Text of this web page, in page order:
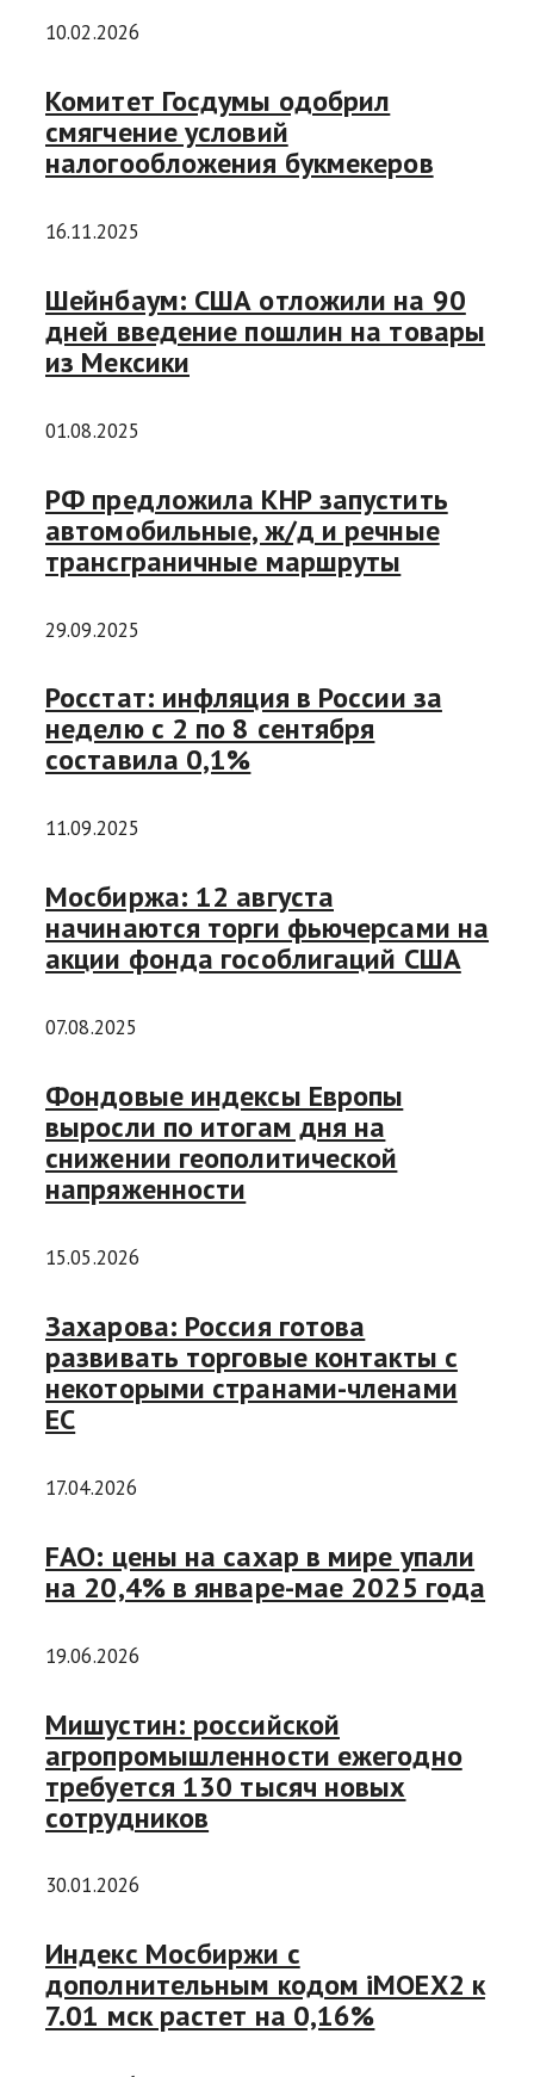
10.02.2026
Комитет Госдумы одобрил
смягчение условий
налогообложения букмекеров
16.11.2025
Шейнбаум: США отложили на 90
дней введение пошлин на товары
из Мексики
01.08.2025
РФ предложила КНР запустить
автомобильные, ж/д и речные
трансграничные маршруты
29.09.2025
Росстат: инфляция в России за
неделю с 2 по 8 сентября
составила 0,1%
11.09.2025
Мосбиржа: 12 августа
начинаются торги фьючерсами на
акции фонда гособлигаций США
07.08.2025
Фондовые индексы Европы
выросли по итогам дня на
снижении геополитической
напряженности
15.05.2026
Захарова: Россия готова
развивать торговые контакты с
некоторыми странами-членами
ЕС
17.04.2026
FAO: цены на сахар в мире упали
на 20,4% в январе-мае 2025 года
19.06.2026
Мишустин: российской
агропромышленности ежегодно
требуется 130 тысяч новых
сотрудников
30.01.2026
Индекс Мосбиржи с
дополнительным кодом iMOEX2 к
7.01 мск растет на 0,16%